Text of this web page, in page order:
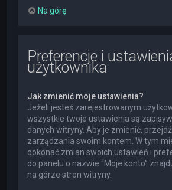
Na górę
Preferencje i
użytkownika
Jak zmienić moje ustawienia?
Jeżeli jesteś zarejestrowanym
wszystkie twoje ustawienia są
danych witryny. Aby je zmienić,
zarządzania swoim kontem. W tym
dokonać zmian swoich ustawień i
do panelu o nazwie “Moje konto”
na górze stron witryny.